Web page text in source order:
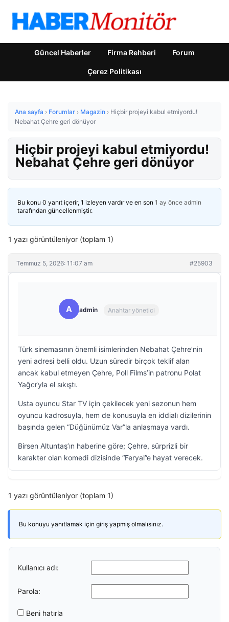
Güncel Haberler Firma Rehberi Forum
Çerez Politikası
Ana sayfa › Forumlar › Magazin › Hiçbir projeyi kabul etmiyordu!
Nebahat Çehre geri dönüyor
Hiçbir projeyi kabul etmiyordu!
Nebahat Çehre geri dönüyor
Bu konu 0 yanıt içerir, 1 izleyen vardır ve en son 1 ay önce admin
tarafından güncellenmiştir.
1 yazı görüntüleniyor (toplam 1)
Temmuz 5, 2026: 11:07 am #25903
A admin Anahtar yönetici
Türk sinemasının önemli isimlerinden Nebahat Çehre’nin
yeni adresi belli oldu. Uzun süredir birçok teklif alan
ancak kabul etmeyen Çehre, Poll Films’in patronu Polat
Yağcı’yla el sıkıştı.
Usta oyuncu Star TV için çekilecek yeni sezonun hem
oyuncu kadrosuyla, hem de konusuyla en iddialı dizilerinin
başında gelen “Düğünümüz Var”la anlaşmaya vardı.
Birsen Altuntaş’ın haberine göre; Çehre, sürprizli bir
karakter olan komedi dizisinde “Feryal”e hayat verecek.
1 yazı görüntüleniyor (toplam 1)
Bu konuyu yanıtlamak için giriş yapmış olmalısınız.
Kullanıcı adı:
Parola:
Beni hatırla